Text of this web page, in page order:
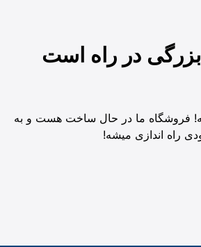
بزرگی در راه است
فروشگاه ما در حال ساخت هست و به
راه اندازی میشه!